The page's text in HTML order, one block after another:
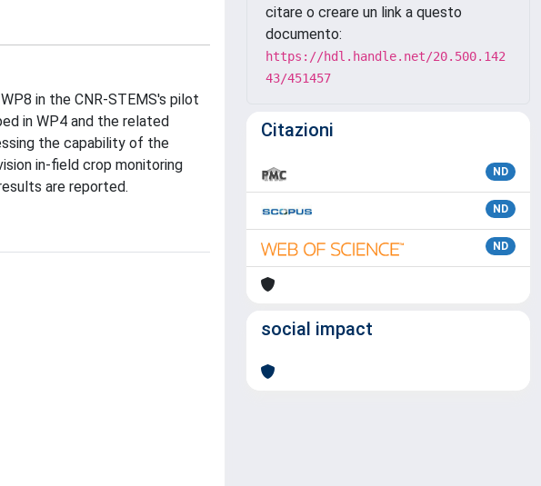
in the CNR-STEMS's pilot
in WP4 and the related
the capability of the
in-field crop monitoring
are reported.
citare o creare un link a questo
documento:
https://hdl.handle.net/20.500.142
43/451457
Citazioni
ND
ND
ND
social impact